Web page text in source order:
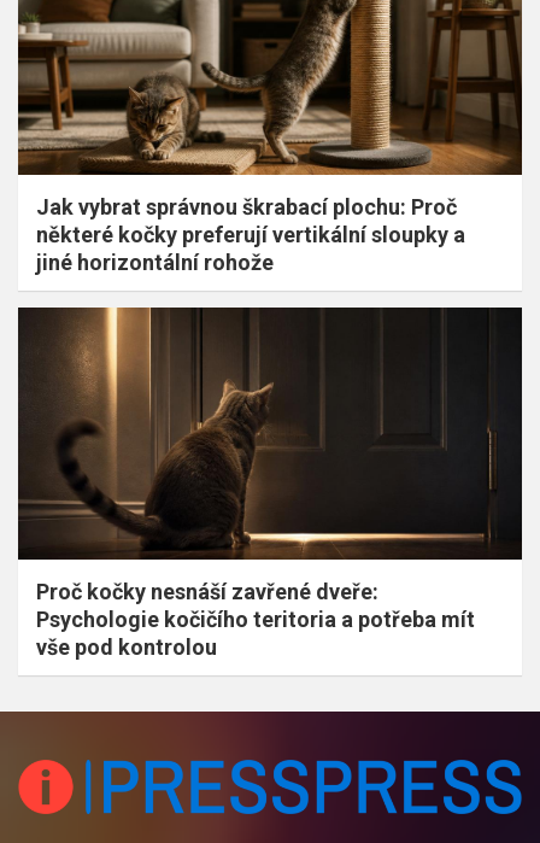
Jak vybrat správnou škrabací plochu: Proč
některé kočky preferují vertikální sloupky a
jiné horizontální rohože
Proč kočky nesnáší zavřené dveře:
Psychologie kočičího teritoria a potřeba mít
vše pod kontrolou